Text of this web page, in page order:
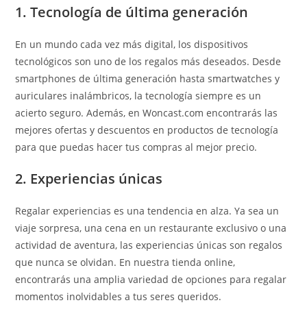
1. Tecnología de última generación
En un mundo cada vez más digital, los dispositivos
tecnológicos son uno de los regalos más deseados. Desde
smartphones de última generación hasta smartwatches y
auriculares inalámbricos, la tecnología siempre es un
acierto seguro. Además, en Woncast.com encontrarás las
mejores ofertas y descuentos en productos de tecnología
para que puedas hacer tus compras al mejor precio.
2. Experiencias únicas
Regalar experiencias es una tendencia en alza. Ya sea un
viaje sorpresa, una cena en un restaurante exclusivo o una
actividad de aventura, las experiencias únicas son regalos
que nunca se olvidan. En nuestra tienda online,
encontrarás una amplia variedad de opciones para regalar
momentos inolvidables a tus seres queridos.